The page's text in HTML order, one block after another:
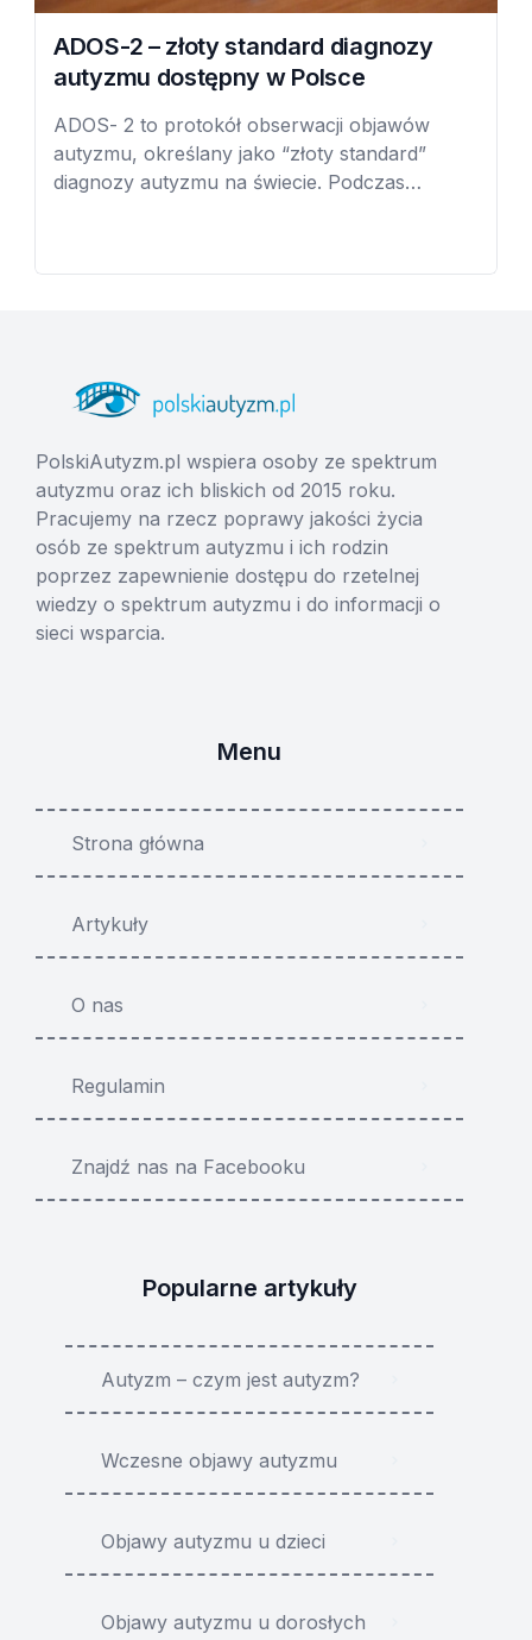
ADOS-2 – złoty standard diagnozy
autyzmu dostępny w Polsce
ADOS- 2 to protokół obserwacji objawów
autyzmu, określany jako “złoty standard”
diagnozy autyzmu na świecie. Podczas
diagnozowany był przez zespół specjalistów
na […]
PolskiAutyzm.pl wspiera osoby ze spektrum
autyzmu oraz ich bliskich od 2015 roku.
Pracujemy na rzecz poprawy jakości życia
osób ze spektrum autyzmu i ich rodzin
poprzez zapewnienie dostępu do rzetelnej
wiedzy o spektrum autyzmu i do informacji o
sieci wsparcia.
Menu
Strona główna
Artykuły
O nas
Regulamin
Znajdź nas na Facebooku
Popularne artykuły
Autyzm – czym jest autyzm?
Wczesne objawy autyzmu
Objawy autyzmu u dzieci
Objawy autyzmu u dorosłych